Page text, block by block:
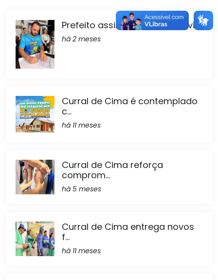
Prefeito assina ordem de servi...
há 2 meses
Curral de Cima é contemplado
c...
há 11 meses
Curral de Cima reforça
comprom...
há 5 meses
Curral de Cima entrega novos
f...
há 11 meses